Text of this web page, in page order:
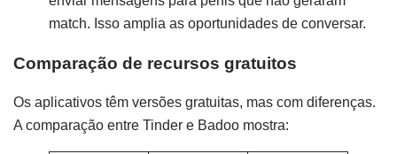
match. Isso amplia as oportunidades de conversar.
Comparação de recursos gratuitos
Os aplicativos têm versões gratuitas, mas com diferenças.
A comparação entre Tinder e Badoo mostra: